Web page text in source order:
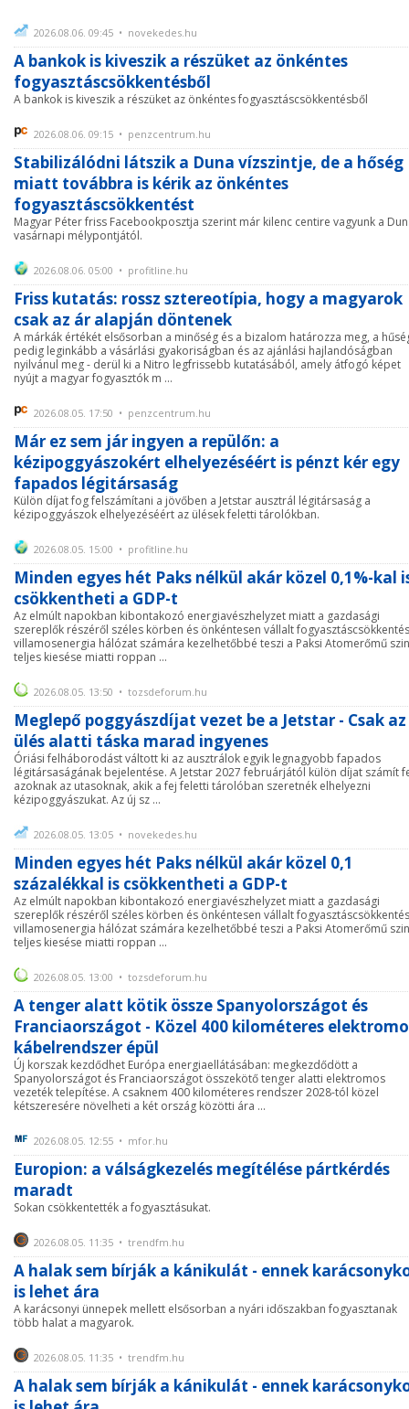
2026.08.06. 09:45 • novekedes.hu
A bankok is kiveszik a részüket az önkéntes
fogyasztáscsökkentésből
A bankok is kiveszik a részüket az önkéntes fogyasztáscsökkentésből
2026.08.06. 09:15 • penzcentrum.hu
Stabilizálódni látszik a Duna vízszintje, de a hőség
miatt továbbra is kérik az önkéntes
fogyasztáscsökkentést
Magyar Péter friss Facebookposztja szerint már kilenc centire vagyunk a
vasárnapi mélypontjától.
2026.08.06. 05:00 • profitline.hu
Friss kutatás: rossz sztereotípia, hogy a magyarok
csak az ár alapján döntenek
A márkák értékét elsősorban a minőség és a bizalom határozza meg, a
pedig leginkább a vásárlási gyakoriságban és az ajánlási hajlandóságban
nyilvánul meg - derül ki a Nitro legfrissebb kutatásából, amely átfogó képet
nyújt a magyar fogyasztók m ...
2026.08.05. 17:50 • penzcentrum.hu
Már ez sem jár ingyen a repülőn: a
kézipoggyászokért elhelyezéséért is pénzt kér egy
fapados légitársaság
Külön díjat fog felszámítani a jövőben a Jetstar ausztrál légitársaság a
kézipoggyászok elhelyezéséért az ülések feletti tárolókban.
2026.08.05. 15:00 • profitline.hu
Minden egyes hét Paks nélkül akár közel 0,1%-kal
csökkentheti a GDP-t
Az elmúlt napokban kibontakozó energiavészhelyzet miatt a gazdasági
szereplők részéről széles körben és önkéntesen vállalt
villamosenergia hálózat számára kezelhetőbbé teszi a Paksi Atomerőmű
teljes kiesése miatti roppan ...
2026.08.05. 13:50 • tozsdeforum.hu
Meglepő poggyászdíjat vezet be a Jetstar - Csak az
ülés alatti táska marad ingyenes
Óriási felháborodást váltott ki az ausztrálok egyik legnagyobb fapados
légitársaságának bejelentése. A Jetstar 2027 februárjától külön díjat számít
azoknak az utasoknak, akik a fej feletti tárolóban szeretnék elhelyezni
kézipoggyászukat. Az új sz ...
2026.08.05. 13:05 • novekedes.hu
Minden egyes hét Paks nélkül akár közel 0,1
százalékkal is csökkentheti a GDP-t
Az elmúlt napokban kibontakozó energiavészhelyzet miatt a gazdasági
szereplők részéről széles körben és önkéntesen vállalt
villamosenergia hálózat számára kezelhetőbbé teszi a Paksi Atomerőmű
teljes kiesése miatti roppan ...
2026.08.05. 13:00 • tozsdeforum.hu
A tenger alatt kötik össze Spanyolországot és
Franciaországot - Közel 400 kilométeres
kábelrendszer épül
Új korszak kezdődhet Európa energiaellátásában: megkezdődött a
Spanyolországot és Franciaországot összekötő tenger alatti elektromos
vezeték telepítése. A csaknem 400 kilométeres rendszer 2028-tól közel
kétszeresére növelheti a két ország közötti ára ...
2026.08.05. 12:55 • mfor.hu
Europion: a válságkezelés megítélése pártkérdés
maradt
Sokan csökkentették a fogyasztásukat.
2026.08.05. 11:35 • trendfm.hu
A halak sem bírják a kánikulát - ennek
is lehet ára
A karácsonyi ünnepek mellett elsősorban a nyári időszakban fogyasztanak
több halat a magyarok.
2026.08.05. 11:35 • trendfm.hu
A halak sem bírják a kánikulát - ennek